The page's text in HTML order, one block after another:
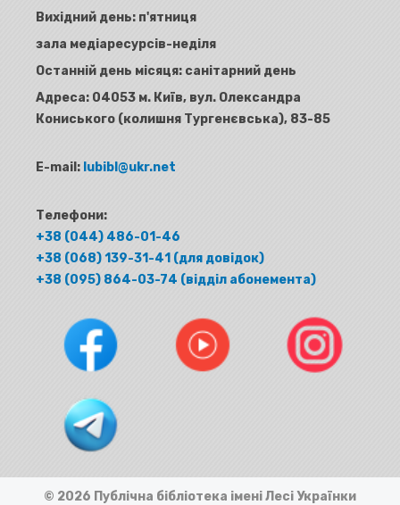
Вихідний день: п'ятниця
зала медіаресурсів-неділя
Останній день місяця: санітарний день
Адреса: 04053 м. Київ, вул. Олександра
Кониського (колишня Тургенєвська), 83-85
E-mail: lubibl@ukr.net
Телефони:
+38 (044) 486-01-46
+38 (068) 139-31-41 (для довідок)
+38 (095) 864-03-74 (відділ абонемента)
© 2026 Публічна бібліотека імені Лесі Українки